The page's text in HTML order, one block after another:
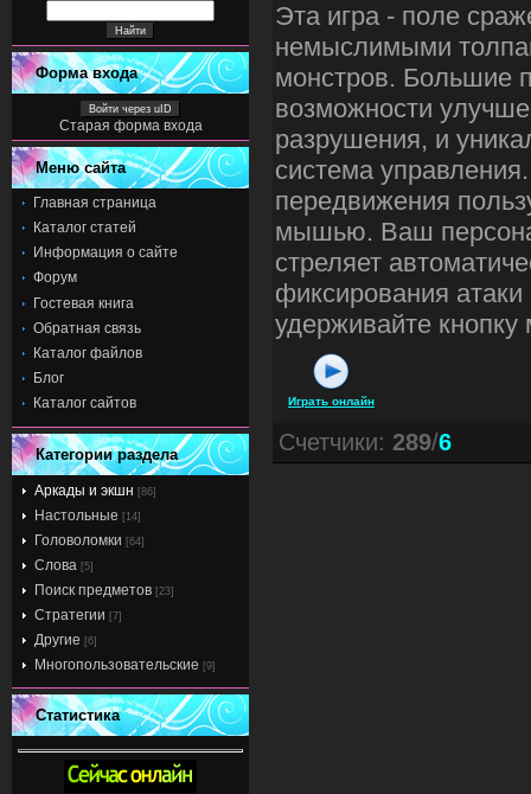
Форма входа
Войти через uID
Старая форма входа
Меню сайта
Главная страница
Каталог статей
Информация о сайте
Форум
Гостевая книга
Обратная связь
Каталог файлов
Блог
Каталог сайтов
Категории раздела
Аркады и экшн [86]
Настольные [14]
Головоломки [64]
Слова [5]
Поиск предметов [23]
Стратегии [7]
Другие [6]
Многопользовательские [9]
Статистика
Эта игра - поле
немыслимыми
монстров. Большие
возможности
разрушения, и
система
передвижения
мышью. Ваш
стреляет
фиксирования атаки
удерживайте
Играть онлайн
Счетчики: 289/6